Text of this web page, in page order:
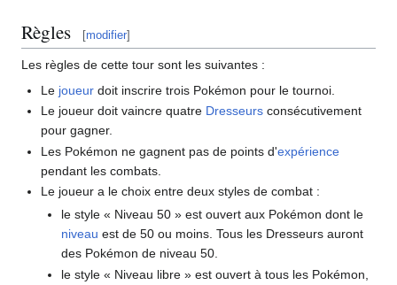
Règles [modifier]
Les règles de cette tour sont les suivantes :
Le joueur doit inscrire trois Pokémon pour le tournoi.
Le joueur doit vaincre quatre Dresseurs consécutivement
pour gagner.
Les Pokémon ne gagnent pas de points d'expérience
pendant les combats.
Le joueur a le choix entre deux styles de combat :
le style « Niveau 50 » est ouvert aux Pokémon dont le
niveau est de 50 ou moins. Tous les Dresseurs auront
des Pokémon de niveau 50.
le style « Niveau libre » est ouvert à tous les Pokémon,